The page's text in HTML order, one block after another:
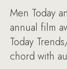
Men Today
annual film
Today
chord with